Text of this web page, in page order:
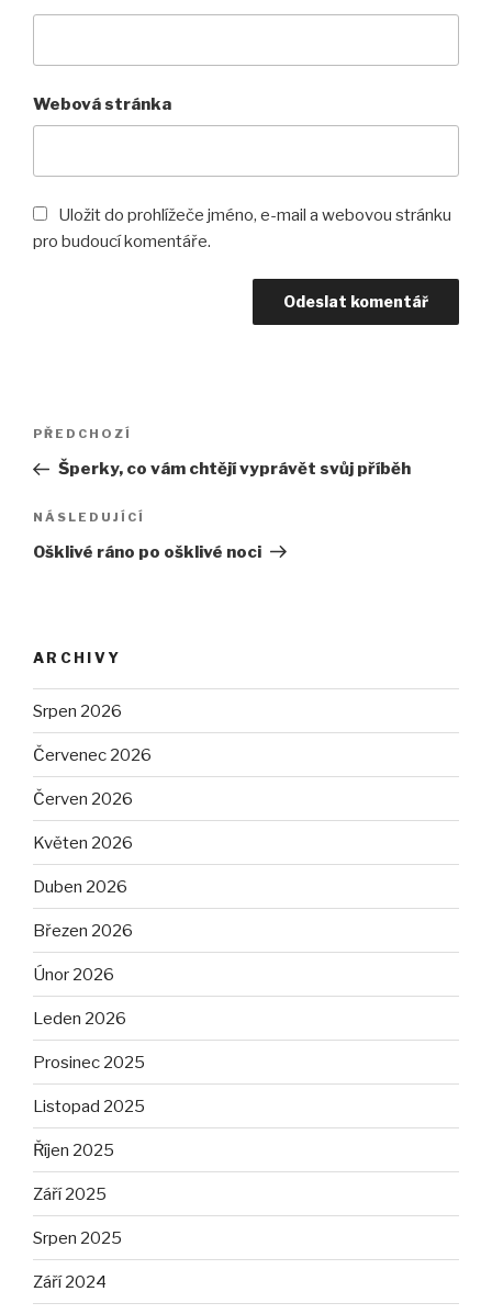
Webová stránka
Uložit do prohlížeče jméno, e-mail a webovou stránku
pro budoucí komentáře.
Navigace
pro
příspěvek
Předchozí
příspěvek
PŘEDCHOZÍ
Šperky, co vám chtějí vyprávět svůj příběh
Následující
příspěvek
NÁSLEDUJÍCÍ
Ošklivé ráno po ošklivé noci
ARCHIVY
Srpen 2026
Červenec 2026
Červen 2026
Květen 2026
Duben 2026
Březen 2026
Únor 2026
Leden 2026
Prosinec 2025
Listopad 2025
Říjen 2025
Září 2025
Srpen 2025
Září 2024